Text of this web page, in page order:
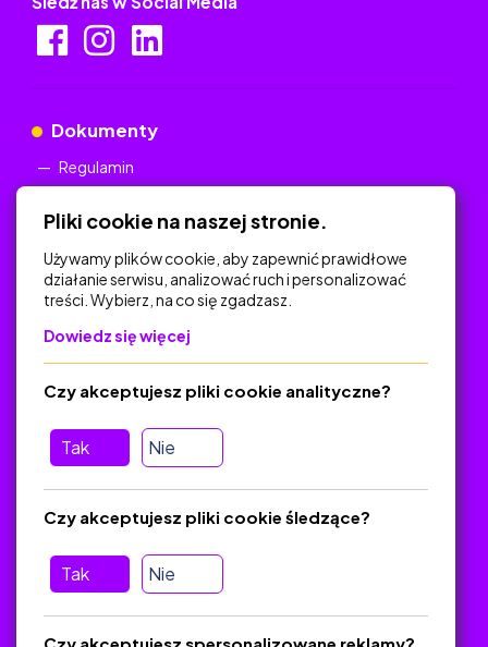
Dokumenty
Regulamin
Na skróty
Polityka Prywatności
Regulamin
O platformie
Baza materiałów dydaktycznych
Jak zostać autorem
FAQ
Pliki cookie na naszej stronie.
Używamy plików cookie, aby zapewnić prawidłowe
działanie serwisu, analizować ruch i personalizować
treści. Wybierz, na co się zgadzasz.
Dowiedz się więcej
Tak Nie
Czy akceptujesz pliki cookie analityczne?
Tak Nie
Czy akceptujesz pliki cookie śledzące?